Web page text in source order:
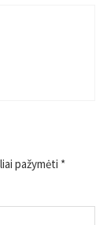
pažymėti *